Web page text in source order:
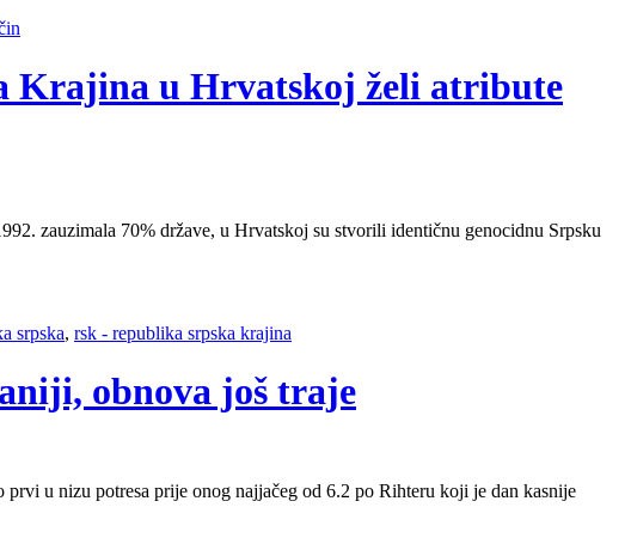
Krajina u Hrvatskoj želi atribute
zauzimala 70% države, u Hrvatskoj su stvorili identičnu genocidnu Srpsku
srpska, rsk - republika srpska krajina
obnova još traje
u nizu potresa prije onog najjačeg od 6.2 po Rihteru koji je dan kasnije